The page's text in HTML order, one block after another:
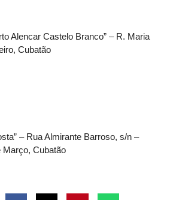
Alencar Castelo Branco” – R. Maria
Cubatão
– Rua Almirante Barroso, s/n –
Março, Cubatão